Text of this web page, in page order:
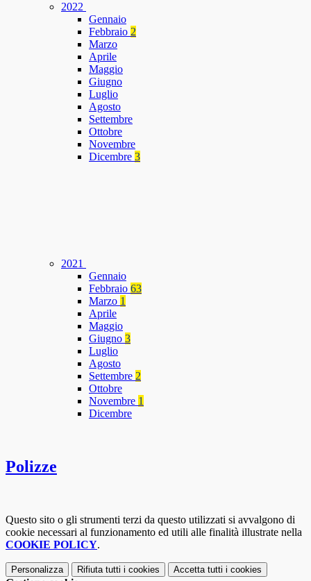
2022
Gennaio
Febbraio 2
Marzo
Aprile
Maggio
Giugno
Luglio
Agosto
Settembre
Ottobre
Novembre
Dicembre 3
2021
Gennaio
Febbraio 63
Marzo 1
Aprile
Maggio
Giugno 3
Luglio
Agosto
Settembre 2
Ottobre
Novembre 1
Dicembre
Polizze
Questo sito o gli strumenti terzi da questo utilizzati si avvalgono di
cookie necessari al funzionamento ed utili alle finalità illustrate nella
COOKIE POLICY.
Personalizza Rifiuta tutti i cookies Accetta tutti i cookies